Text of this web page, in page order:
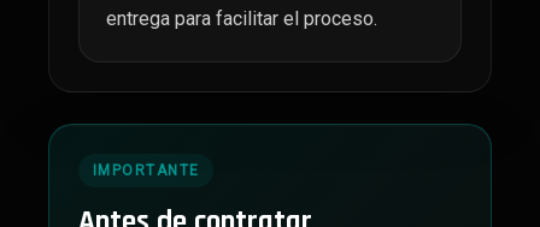
entrega para facilitar el proceso.
IMPORTANTE